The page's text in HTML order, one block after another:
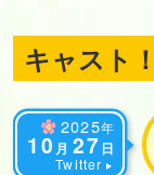
キャスト！
2025年
10月 27 日
Twitter